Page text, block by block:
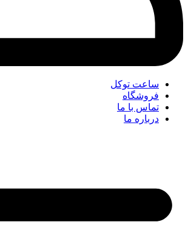
ساعت توکل
فروشگاه
تماس با ما
درباره ما